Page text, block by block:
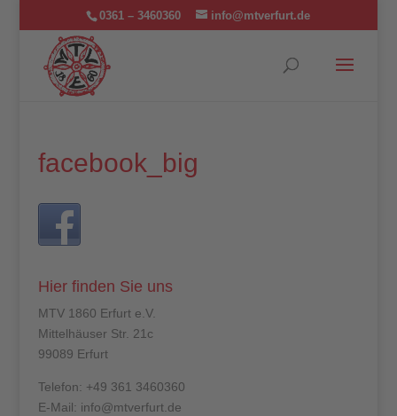
0361 – 3460360 info@mtverfurt.de
facebook_big
Hier finden Sie uns
MTV 1860 Erfurt e.V.
Mittelhäuser Str. 21c
99089 Erfurt
Telefon: +49 361 3460360
E-Mail: info@mtverfurt.de